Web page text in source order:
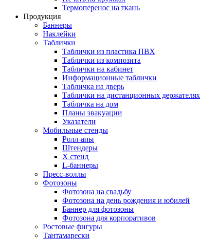
Термоперенос на ткань
Продукция
Баннеры
Наклейки
Таблички
Таблички из пластика ПВХ
Таблички из композита
Таблички на кабинет
Информационные таблички
Табличка на дверь
Таблички на дистанционных держателях
Табличка на дом
Планы эвакуации
Указатели
Мобильные стенды
Ролл-апы
Штендеры
Х стенд
L-баннеры
Пресс-воллы
Фотозоны
Фотозона на свадьбу
Фотозона на день рождения и юбилей
Баннер для фотозоны
Фотозона для корпоративов
Ростовые фигуры
Тантамарески